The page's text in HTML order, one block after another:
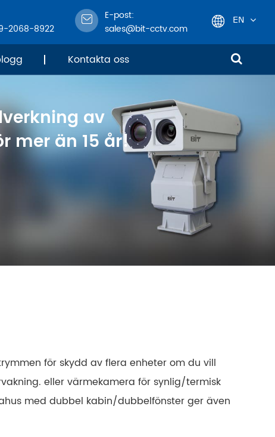
2068-8922
E-post:
sales@bit-cctv.com
EN
한국어
français
Deutsch
Español
tiếng việt
ไทย
Kontakta oss
av
mer än 15 år!
för skydd av flera enheter om du vill
eller värmekamera för synlig/termisk
med dubbel kabin/dubbelfönster ger även